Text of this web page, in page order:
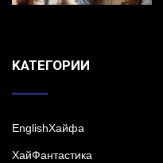
KАТЕГОРИИ
EnglishХайфа
XайФантастика